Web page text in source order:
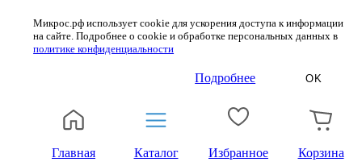
Микрос.рф использует cookie для ускорения доступа к информации
на сайте. Подробнее о cookie и обработке персональных данных в
политике конфиденциальности
Подробнее OK
Главная Каталог Избранное Корзина